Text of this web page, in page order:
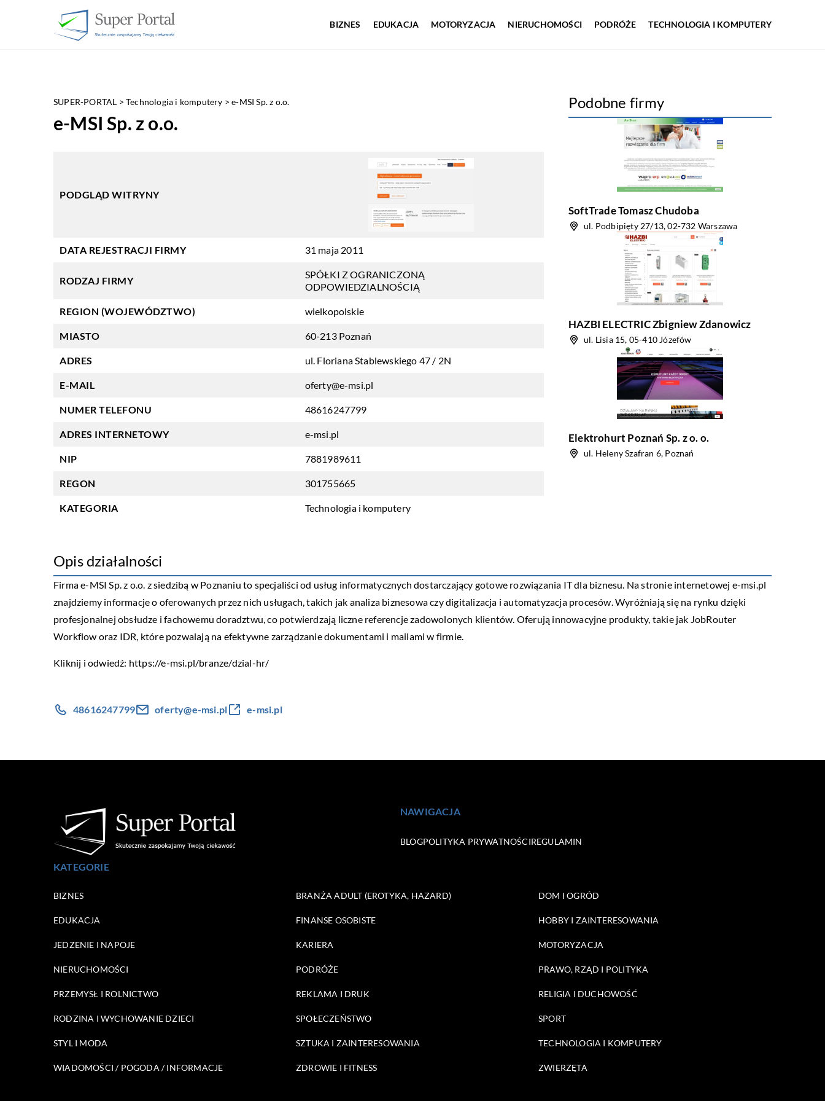
BIZNES EDUKACJA MOTORYZACJA NIERUCHOMOŚCI PODRÓŻE TECHNOLOGIA I KOMPUTERY
SUPER-PORTAL >Technologia i komputery >e-MSI Sp. z o.o.
e-MSI Sp. z o.o.
PODGLĄD WITRYNY
DATA REJESTRACJI FIRMY 31 maja 2011
RODZAJ FIRMY
SPÓŁKI Z OGRANICZONĄ
ODPOWIEDZIALNOŚCIĄ
REGION (WOJEWÓDZTWO) wielkopolskie
MIASTO 60-213 Poznań
ADRES ul. Floriana Stablewskiego 47 / 2N
E-MAIL oferty@e-msi.pl
NUMER TELEFONU 48616247799
ADRES INTERNETOWY e-msi.pl
NIP 7881989611
REGON 301755665
KATEGORIA Technologia i komputery
Podobne firmy
SoftTrade Tomasz Chudoba
ul. Podbipięty 27/13, 02-732 Warszawa
HAZBI ELECTRIC Zbigniew Zdanowicz
ul. Lisia 15, 05-410 Józefów
Elektrohurt Poznań Sp. z o. o.
ul. Heleny Szafran 6, Poznań
Opis działalności
Firma e-MSI Sp. z o.o. z siedzibą w Poznaniu to specjaliści od usług informatycznych dostarczający gotowe rozwiązania IT dla biznesu. Na stronie internetowej e-msi.pl
znajdziemy informacje o oferowanych przez nich usługach, takich jak analiza biznesowa czy digitalizacja i automatyzacja procesów. Wyróżniają się na rynku dzięki
profesjonalnej obsłudze i fachowemu doradztwu, co potwierdzają liczne referencje zadowolonych klientów. Oferują innowacyjne produkty, takie jak JobRouter
Workflow oraz IDR, które pozwalają na efektywne zarządzanie dokumentami i mailami w firmie.
Kliknij i odwiedź: https://e-msi.pl/branze/dzial-hr/
48616247799 oferty@e-msi.pl e-msi.pl
NAWIGACJA
BLOGPOLITYKA PRYWATNOŚCIREGULAMIN
KATEGORIE
BIZNES BRANŻA ADULT (EROTYKA, HAZARD) DOM I OGRÓD
EDUKACJA FINANSE OSOBISTE HOBBY I ZAINTERESOWANIA
JEDZENIE I NAPOJE KARIERA MOTORYZACJA
NIERUCHOMOŚCI PODRÓŻE PRAWO, RZĄD I POLITYKA
PRZEMYSŁ I ROLNICTWO REKLAMA I DRUK RELIGIA I DUCHOWOŚĆ
RODZINA I WYCHOWANIE DZIECI SPOŁECZEŃSTWO SPORT
STYL I MODA SZTUKA I ZAINTERESOWANIA TECHNOLOGIA I KOMPUTERY
WIADOMOŚCI / POGODA / INFORMACJE ZDROWIE I FITNESS ZWIERZĘTA